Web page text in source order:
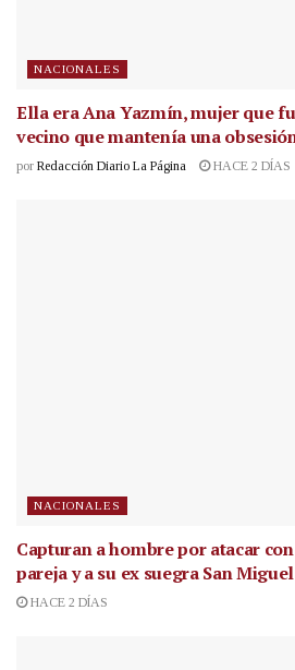
NACIONALES
Ella era Ana Yazmín, mujer que
vecino que mantenía una
por Redacción Diario La Página HACE 2 DÍAS
NACIONALES
Capturan a hombre por atacar
pareja y a su ex suegra San Miguel
HACE 2 DÍAS